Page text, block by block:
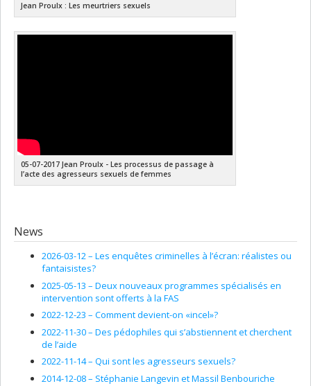
Jean Proulx : Les meurtriers sexuels
05-07-2017 Jean Proulx - Les processus de passage à
l’acte des agresseurs sexuels de femmes
News
2026-03-12 – Les enquêtes criminelles à l’écran: réalistes ou
fantaisistes?
2025-05-13 – Deux nouveaux programmes spécialisés en
intervention sont offerts à la FAS
2022-12-23 – Comment devient-on «incel»?
2022-11-30 – Des pédophiles qui s’abstiennent et cherchent
de l’aide
2022-11-14 – Qui sont les agresseurs sexuels?
2014-12-08 – Stéphanie Langevin et Massil Benbouriche